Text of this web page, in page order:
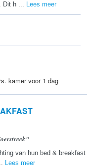
Dit h ... Lees meer
kamer voor 1 dag
van hun bed & breakfast
Lees meer